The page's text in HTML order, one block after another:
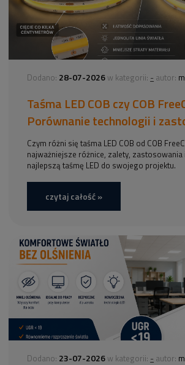
Dodano: 28-07-2026 w kategorii: - autor:
Taśma LED COB czy COB
Porównanie technologii i
Czym różni się taśma LED COB od COB
najważniejsze różnice, zalety, zastosowania
najlepszą taśmę LED do swojego projektu.
czytaj całość »
Dodano: 23-07-2026 w kategorii: - autor: